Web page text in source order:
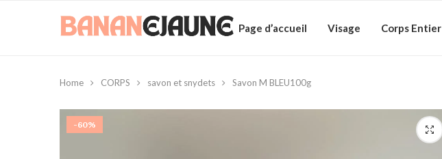
Page d’accueil Visage Corps Entier
Home CORPS savon et snydets Savon M BLEU100g
-60%